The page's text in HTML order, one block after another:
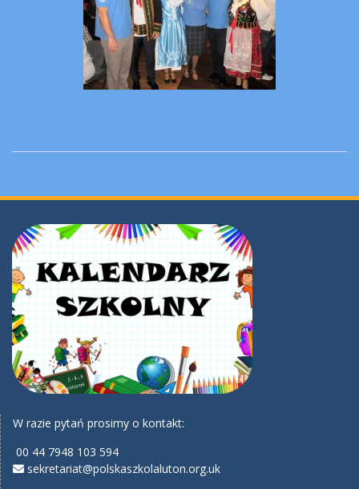
W razie pytań prosimy o kontakt:
00 44 7948 103 594
sekretariat@polskaszkolaluton.org.uk